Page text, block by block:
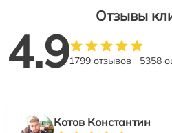
Отзывы
4.91799 отзывов 5358
Котов Константин